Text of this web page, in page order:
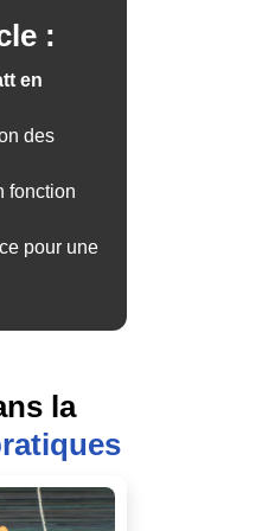
:
en
des
fonction
pour une
la